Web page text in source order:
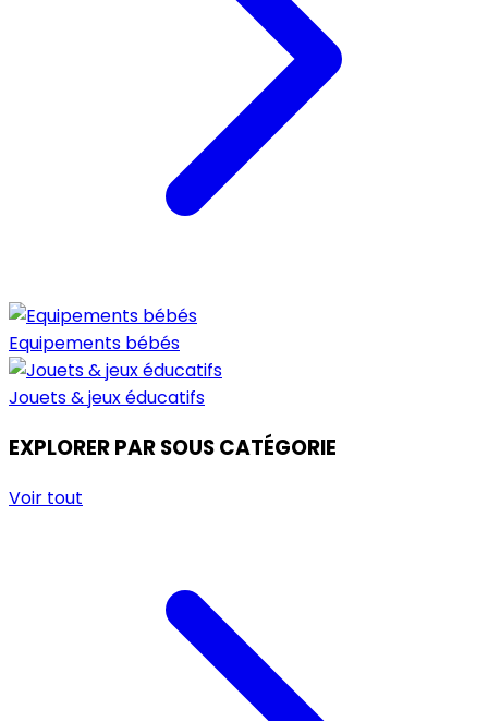
Equipements bébés
Jouets & jeux éducatifs
EXPLORER PAR SOUS CATÉGORIE
Voir tout